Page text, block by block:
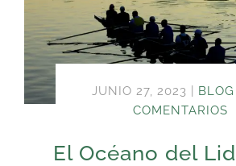
JUNIO 27, 2023 BLOG
COMENTARIOS
El Océano del